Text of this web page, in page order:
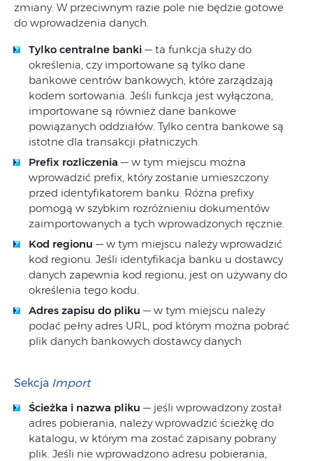
zmiany. W przeciwnym razie pole nie będzie gotowe
do wprowadzenia danych.
Tylko centralne banki — ta funkcja służy do
określenia, czy importowane są tylko dane
bankowe centrów bankowych, które zarządzają
kodem sortowania. Jeśli funkcja jest wyłączona,
importowane są również dane bankowe
powiązanych oddziałów. Tylko centra bankowe są
istotne dla transakcji płatniczych.
Prefix rozliczenia — w tym miejscu można
wprowadzić prefix, który zostanie umieszczony
przed identyfikatorem banku. Różna prefixy
pomogą w szybkim rozróżnieniu dokumentów
zaimportowanych a tych wprowadzonych ręcznie.
Kod regionu — w tym miejscu należy wprowadzić
kod regionu. Jeśli identyfikacja banku u dostawcy
danych zapewnia kod regionu, jest on używany do
określenia tego kodu.
Adres zapisu do pliku — w tym miejscu należy
podać pełny adres URL, pod którym można pobrać
plik danych bankowych dostawcy danych
Sekcja Import
Ścieżka i nazwa pliku — jeśli wprowadzony został
adres pobierania, należy wprowadzić ścieżkę do
katalogu, w którym ma zostać zapisany pobrany
plik. Jeśli nie wprowadzono adresu pobierania,